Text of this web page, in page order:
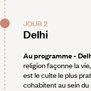
JOUR 2
Delhi
Au programme -
religion façonne la
est le culte le plus
cohabitent au sein